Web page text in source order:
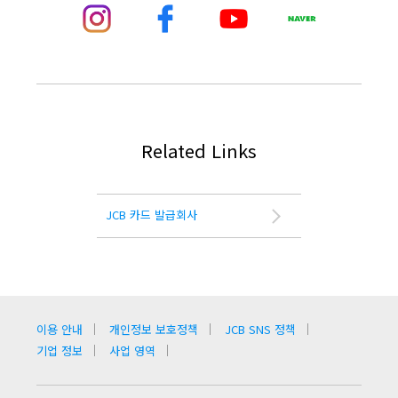
Related Links
JCB 카드 발급회사
이용 안내 개인정보 보호정책
JCB SNS 정책
기업 정보
사업 영역